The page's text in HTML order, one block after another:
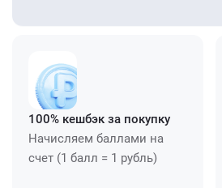
100% кешбэк за покупку
Начисляем баллами на
счет (1 балл = 1 рубль)